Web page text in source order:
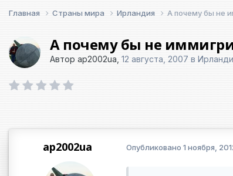
Главная Страны мира Ирландия А почему бы не
А почему бы не
Автор ap2002ua 12 августа, 2007 в
ap2002ua Опубликовано 1 ноября,